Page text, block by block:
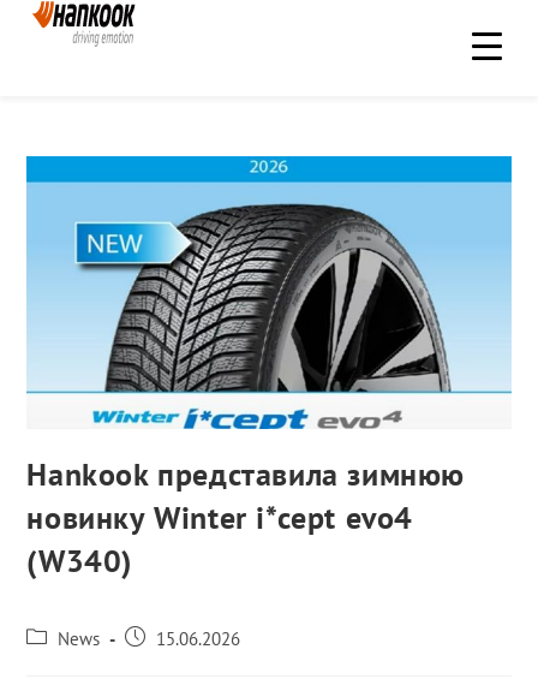
Hankook представила зимнюю
новинку Winter i*cept evo4
(W340)
News 15.06.2026